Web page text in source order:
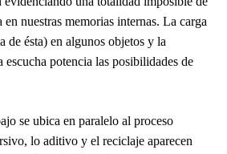
en nuestras memorias internas. La carga
de ésta) en algunos objetos y la
potencia las posibilidades de
se ubica en paralelo al proceso
lo aditivo y el reciclaje aparecen